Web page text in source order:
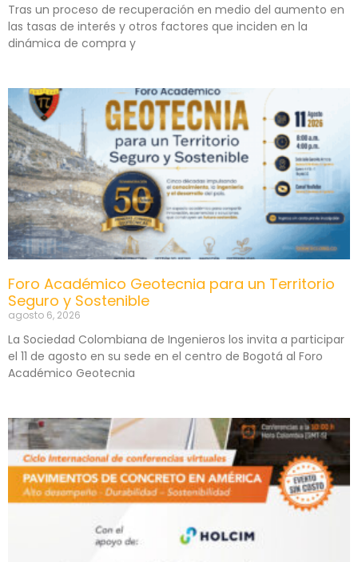
Tras un proceso de recuperación en medio del aumento en
las tasas de interés y otros factores que inciden en la
dinámica de compra y
Foro Académico Geotecnia para un Territorio
Seguro y Sostenible
agosto 6, 2026
La Sociedad Colombiana de Ingenieros los invita a participar
el 11 de agosto en su sede en el centro de Bogotá al Foro
Académico Geotecnia